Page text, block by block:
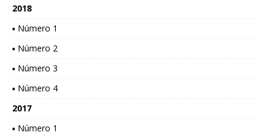
2018
▪ Número 1
▪ Número 2
▪ Número 3
▪ Número 4
2017
▪ Número 1